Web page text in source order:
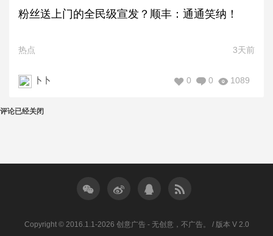
粉丝送上门的全民级宣发？顺丰：通通笑纳！
热点 3天前
卜卜 1089
0
0
评论已经关闭
Copyright © 2016.1.1-2026 创意广告 - 无创意，不广告。 / 版本 V 2.0